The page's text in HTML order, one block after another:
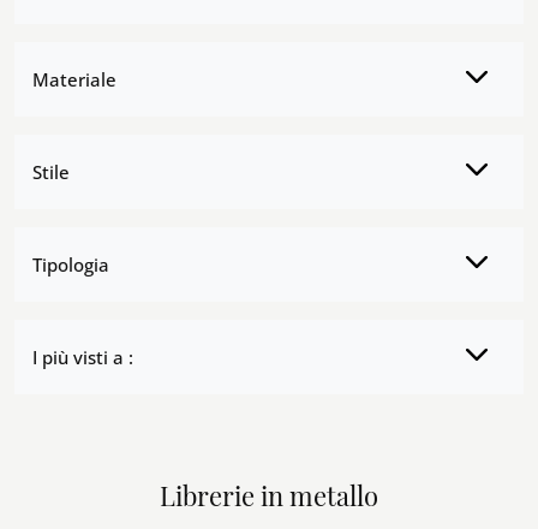
Materiale
Stile
Tipologia
I più visti a :
Librerie in metallo